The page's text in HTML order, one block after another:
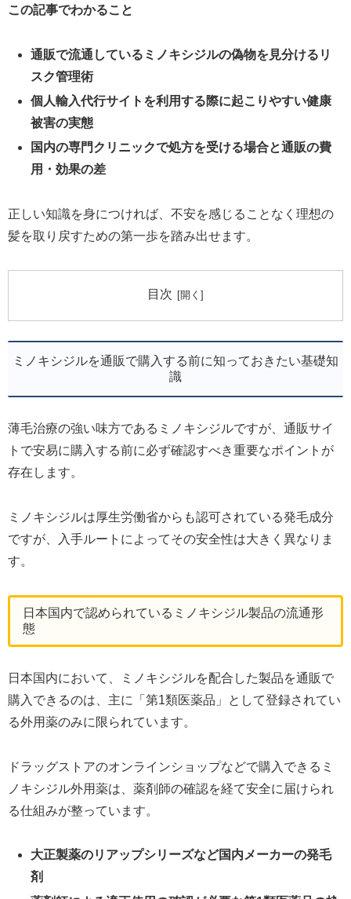
この記事でわかること
通販で流通しているミノキシジルの偽物を見分けるリ
スク管理術
個人輸入代行サイトを利用する際に起こりやすい健康
被害の実態
国内の専門クリニックで処方を受ける場合と通販の費
用・効果の差
正しい知識を身につければ、不安を感じることなく理想の
髪を取り戻すための第一歩を踏み出せます。
目次
ミノキシジルを通販で購入する前に知っておきたい基礎知
識
薄毛治療の強い味方であるミノキシジルですが、通販サイ
トで安易に購入する前に必ず確認すべき重要なポイントが
存在します。
ミノキシジルは厚生労働省からも認可されている発毛成分
ですが、入手ルートによってその安全性は大きく異なりま
す。
日本国内で認められているミノキシジル製品の流通形
態
日本国内において、ミノキシジルを配合した製品を通販で
購入できるのは、主に「第1類医薬品」として登録されてい
る外用薬のみに限られています。
ドラッグストアのオンラインショップなどで購入できるミ
ノキシジル外用薬は、薬剤師の確認を経て安全に届けられ
る仕組みが整っています。
大正製薬のリアップシリーズなど国内メーカーの発毛
剤